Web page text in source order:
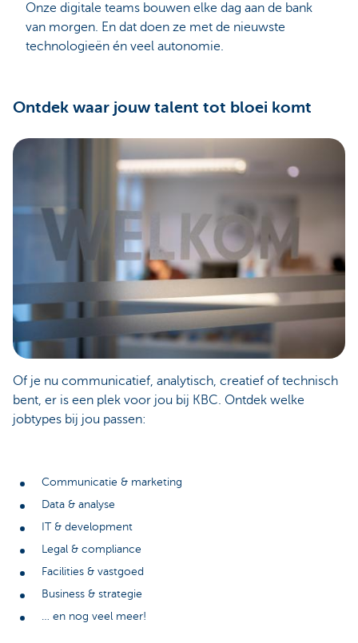
Onze digitale teams bouwen elke dag aan de bank
van morgen. En dat doen ze met de nieuwste
technologieën én veel autonomie.
Ontdek waar jouw talent tot bloei komt
Of je nu communicatief, analytisch, creatief of technisch
bent, er is een plek voor jou bij KBC. Ontdek welke
jobtypes bij jou passen:
Communicatie & marketing
Data & analyse
IT & development
Legal & compliance
Facilities & vastgoed
Business & strategie
… en nog veel meer!